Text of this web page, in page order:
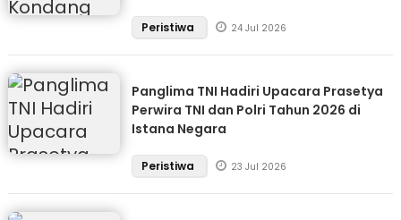
Peristiwa 24 Jul 2026
Panglima TNI Hadiri Upacara Prasetya
Perwira TNI dan Polri Tahun 2026 di
Istana Negara
Peristiwa 23 Jul 2026